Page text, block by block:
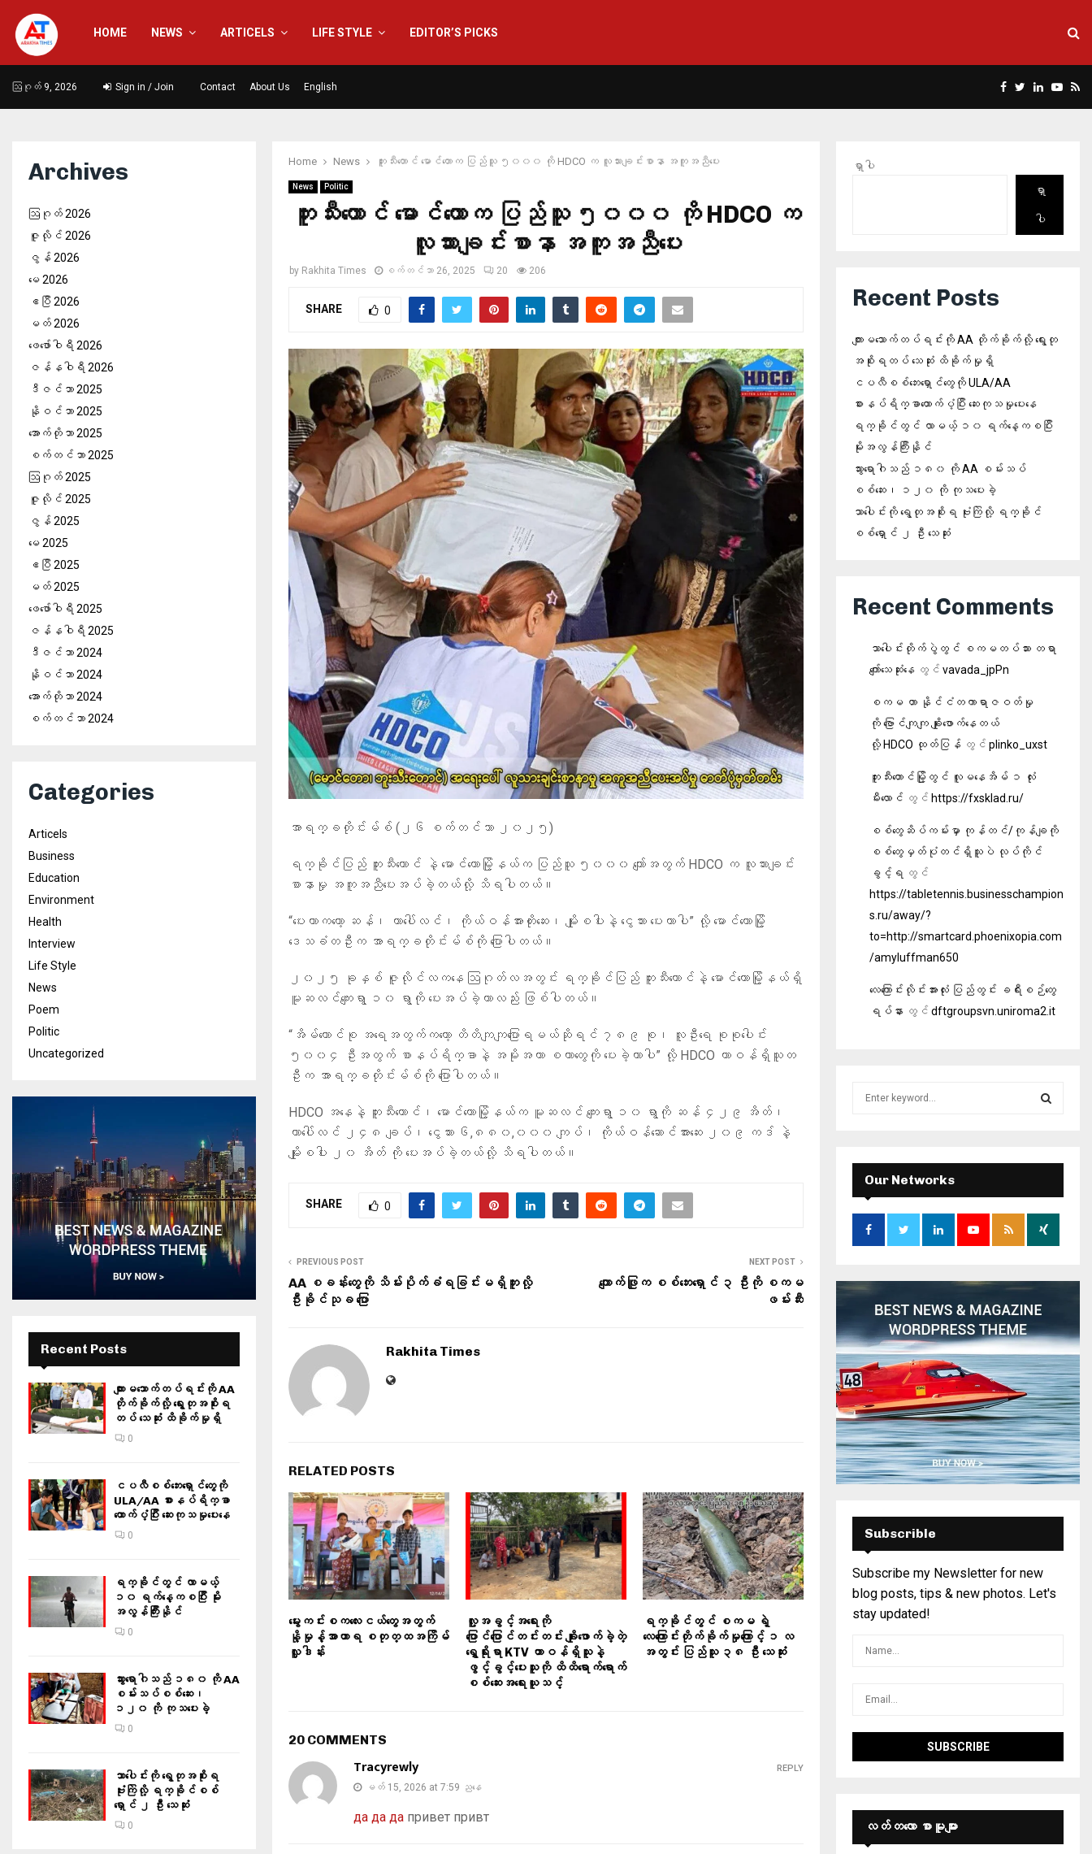
HOME NEWS ARTICELS LIFE STYLE EDITOR’S PICKS
ဩဂုတ် 9, 2026 Sign in / Join Contact About Us English Facebook
Twitter
Linkedin
Home News ဘူးသီးတောင် မောင်တောက ပြည်သူ ၅၀၀၀ ကို HDCO က လူသားချင်းစာနာ အကူအညီပေး
News Politic
ဘူးသီးတောင် မောင်တောက ပြည်သူ ၅၀၀၀ ကို HDCO က
လူသားချင်းစာနာ အကူအညီပေး
by Rakhita Times စက်တင်ဘာ 26, 2025 20 206
SHARE 0
အာရက္ခတိုင်းမ်စ် (၂၆ စက်တင်ဘာ ၂၀၂၅)
ရက္ခိုင်ပြည် ဘူးသီးတောင် နဲ့ မောင်တောမြို့နယ်က ပြည်သူ ၅၀၀၀ ကျော်အတွက် HDCO က လူသားချင်း
စာနာမှု အကူအညီပေးအပ်ခဲ့တယ်လို့ သိရပါတယ်။
“ပေးတာကတော့ ဆန်၊ တာပေါ်လင်၊ ကိုယ်ဝန်အားတိုးဆေး၊ မျိုးစပါးနဲ့ ငွေသား ပေးတာပါ” လို့ မောင်တောမြို့
ဒေသခံတဦးက အာရက္ခတိုင်းမ်စ်ကို ပြောပါတယ်။
၂၀၂၅ ခုနှစ် ဇူလိုင်လကနေ ဩဂုတ်လအတွင်း ရက္ခိုင်ပြည် ဘူးသီးတောင်နဲ့ မောင်တောမြို့နယ်ရှိ
မူဆလင်ကျေးရွာ ၁၀ ရွာကို ပေးအပ်ခဲ့တာလည်း ဖြစ်ပါတယ်။
“အိမ်ထောင်စု အရေအတွက်ကတော့ တိတိကျကျပြောရမယ်ဆိုရင် ၇၈၉ စု၊ လူဦးရေ စုစုပေါင်း
၅၀၀၄ ဦးအတွက် စာနပ်ရိက္ခာနဲ့ အမိုးအကာ စတာတွေကို ပေးခဲ့တာပါ” လို့ HDCO တာဝန်ရှိသူတ
ဦးက အာရက္ခတိုင်းမ်စ်ကို ပြောပါတယ်။
HDCO အနေနဲ့ ဘူးသီးတောင်၊ မောင်တောမြို့နယ်က မူဆလင် ကျေးရွာ ၁၀ ရွာကို ဆန် ၄၂၉ အိတ်၊
တာပေါ်လင် ၂၄၈ ချပ်၊ ငွေသား ၆,၈၈၀,၀၀၀ ကျပ်၊ ကိုယ်ဝန်ဆောင်အားဆေး ၂၀၉ ကဒ် နဲ့
မျိုးစပါး ၂၀ အိတ် ကို ပေးအပ်ခဲ့တယ်လို့ သိရပါတယ်။
SHARE 0
PREVIOUS POST
AA စခန်းတွေကို သိမ်းပိုက်ခံရခြင်းမရှိဘူးလို့
ဦးခိုင်သုခ ပြော
NEXT POST
ကျောက်ဖြူက စစ်ဘေးရှောင် ၃ ဦးကို စကမ
ဖမ်းဆီး
Rakhita Times
RELATED POSTS
မွေးကင်းစကလေးငယ်တွေအတွက်
နို့မှုန့်အာဟာရ စတုတ္ထအကြိမ်
လှူဒါန်း
လူ့အခွင့်အရေးကို
ပြောင်ပြောင်တင်းတင်း ချိုးဖောက်ခဲ့တဲ့
ရွှေရိုးရာ KTV တာဝန်ရှိသူနဲ့
ဖွင့်ခွင့်ပေးသူကို ထိထိရောက်ရောက်
စစ်ဆေးအရေးယူသင့်
ရက္ခိုင်တွင် စကမ ရဲ့
လေကြောင်းတိုက်ခိုက်မှုကြောင့် ၁ လ
အတွင်း ပြည်သူ ၃၈ ဦး သေဆုံး
20 COMMENTS
Tracyrewly
မတ် 15, 2026 at 7:59 ညနေ
да да да привет привт
REPLY
Archives
ဩဂုတ် 2026
ဇူလိုင် 2026
ဇွန် 2026
မေ 2026
ဧပြီ 2026
မတ် 2026
ဖေ‌ဖော်ဝါရီ 2026
ဇန်နဝါရီ 2026
ဒီဇင်ဘာ 2025
နိုဝင်ဘာ 2025
အောက်တိုဘာ 2025
စက်တင်ဘာ 2025
ဩဂုတ် 2025
ဇူလိုင် 2025
ဇွန် 2025
မေ 2025
ဧပြီ 2025
မတ် 2025
ဖေ‌ဖော်ဝါရီ 2025
ဇန်နဝါရီ 2025
ဒီဇင်ဘာ 2024
နိုဝင်ဘာ 2024
အောက်တိုဘာ 2024
စက်တင်ဘာ 2024
Categories
Articels
Business
Education
Environment
Health
Interview
Life Style
News
Poem
Politic
Uncategorized
Recent Posts
ကျားမသောက်တပ်ရင်းကို AA
တိုက်ခိုက်လို့ ရွေးတုအစိုးရ
တပ် သေဆုံး ထိခိုက်မှုရှိ
0
ငပလီစစ်ဘေးရှောင်တွေကို
ULA/AA စားနပ်ရိက္ခာ
ထောက်ပံ့ပြီး ဆေးကုသမှုပေးနေ
0
ရက္ခိုင်တွင် လာမယ့်
၁၀ ရက်နေ့ကစပြီး မိုး
အလွန်ကြီးနိုင်
0
သွားရောဂါသည် ၁၈၀ ကို AA
စမ်းသပ်စစ်ဆေး၊
၁၂၀ ကို ကုသပေးခဲ့
0
သာပေါင်းကို ရွေတုအစိုးရ
ဗုံးကြဲလို့ ရက္ခိုင်စစ်
ရှောင် ၂ ဦး သေဆုံး
0
ရှာပါ
ရှာ
ပါ
Recent Posts
ကျားမသောက်တပ်ရင်းကို AA တိုက်ခိုက်လို့ ရွေးတု
အစိုးရတပ် သေဆုံး ထိခိုက်မှုရှိ
ငပလီစစ်ဘေးရှောင်တွေကို ULA/AA
စားနပ်ရိက္ခာထောက်ပံ့ပြီး ဆေးကုသမှုပေးနေ
ရက္ခိုင်တွင် လာမယ့် ၁၀ ရက်နေ့ကစပြီး
မိုးအလွန်ကြီးနိုင်
သွားရောဂါသည် ၁၈၀ ကို AA စမ်းသပ်
စစ်ဆေး၊ ၁၂၀ ကို ကုသပေးခဲ့
သာပေါင်းကို ရွေတုအစိုးရ ဗုံးကြဲလို့ ရက္ခိုင်
စစ်ရှောင် ၂ ဦး သေဆုံး
Recent Comments
သာပေါင်းတိုက်ပွဲတွင် စကမတပ်သား တရာ
ကျော်သေဆုံးနေ တွင် vavada_jpPn
စကမ ဟာ နိုင်ငံတကာရာဇဝတ်မှု
ကို ဗြောင်ကျကျ ချိုးဖောက်နေတယ်
လို့ HDCO ထုတ်ပြန် တွင် plinko_uxst
ဘူးသီးတောင်မြို့တွင် လူမနေအိမ် ၁ လုံး
မီးလောင် တွင် https://fxsklad.ru/
စစ်တွေဆိပ်ကမ်းမှာ ကုန်တင်/ကုန်ချကို
စစ်တွေမှတ်ပုံတင်ရှိသူပဲ လုပ်ကိုင်
ခွင့်ရ တွင်
https://tabletennis.businesschampion
s.ru/away/?
to=http://smartcard.phoenixopia.com
/amyluffman650
လေကြောင်းလိုင်းအားလုံး ပြည်တွင်း ခရီးစဉ်တွေ
ရပ်နား တွင် dftgroupsvn.uniroma2.it
:
E
A
R
Our Networks
Subscrible
Subscribe my Newsletter for new
blog posts, tips & new photos. Let's
stay updated!
လတ်တ‌လော စာမူများ